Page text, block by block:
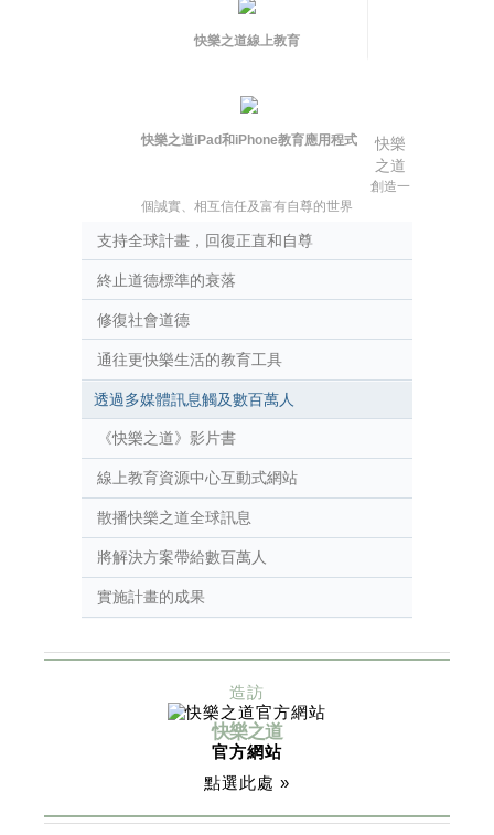
快樂之道線上教育
快樂之道iPad和iPhone教育應用程式
快樂
之道
創造一
個誠實、相互信任及富有自尊的世界
支持全球計畫，回復正直和自尊
終止道德標準的衰落
修復社會道德
通往更快樂生活的教育工具
透過多媒體訊息觸及數百萬人
《快樂之道》影片書
線上教育資源中心互動式網站
散播快樂之道全球訊息
將解決方案帶給數百萬人
實施計畫的成果
造訪
快樂之道
官方網站
點選此處 »